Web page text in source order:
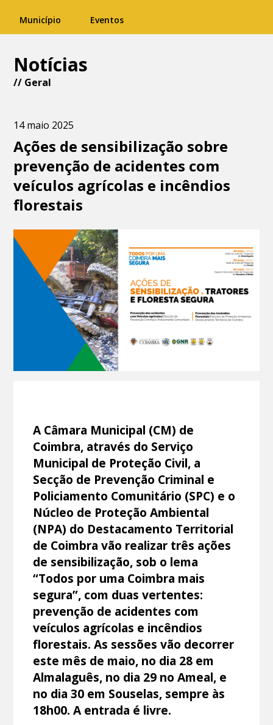
Município Eventos
Notícias
// Geral
14 maio 2025
Ações de sensibilização sobre
prevenção de acidentes com
veículos agrícolas e incêndios
florestais
A Câmara Municipal (CM) de
Coimbra, através do Serviço
Municipal de Proteção Civil, a
Secção de Prevenção Criminal e
Policiamento Comunitário (SPC) e o
Núcleo de Proteção Ambiental
(NPA) do Destacamento Territorial
de Coimbra vão realizar três ações
de sensibilização, sob o lema
“Todos por uma Coimbra mais
segura”, com duas vertentes:
prevenção de acidentes com
veículos agrícolas e incêndios
florestais. As sessões vão decorrer
este mês de maio, no dia 28 em
Almalaguês, no dia 29 no Ameal, e
no dia 30 em Souselas, sempre às
18h00. A entrada é livre.